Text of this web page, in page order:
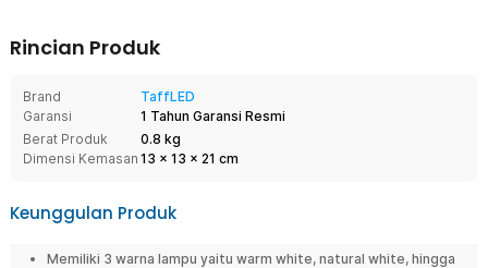
Rincian Produk
Brand
TaffLED
Garansi
1 Tahun Garansi Resmi
Berat Produk
0.8 kg
Dimensi Kemasan 13 x 13 x 21 cm
Keunggulan Produk
Memiliki 3 warna lampu yaitu warm white, natural white, hingga